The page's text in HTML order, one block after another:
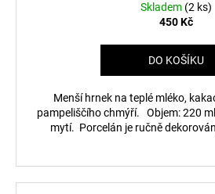
Skladem (2 ks)
450 Kč
DO KOŠÍKU
Menší hrnek na teplé mléko,
pampeliščího chmýří. Objem: 220
mytí. Porcelán je ručně